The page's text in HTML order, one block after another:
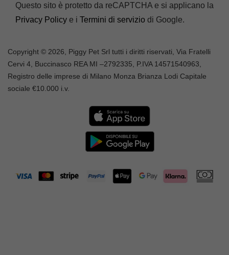
Questo sito è protetto da reCAPTCHA e si applicano la
Privacy Policy e i Termini di servizio di Google.
Copyright © 2026, Piggy Pet Srl tutti i diritti riservati, Via Fratelli
Cervi 4, Buccinasco REA MI –2792335 , P.IVA 14571540963,
Registro delle imprese di Milano Monza Brianza Lodi Capitale
sociale €10.000 i.v.